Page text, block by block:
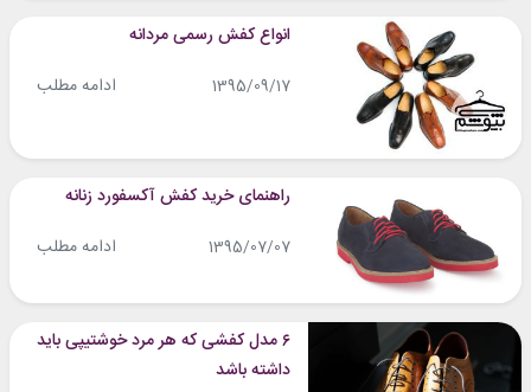
انواع کفش رسمی مردانه
1395/09/17 ادامه مطلب
راهنمای خرید کفش آکسفورد زنانه
1395/07/07 ادامه مطلب
۶ مدل کفشی که هر مرد خوشتیپی باید
داشته باشد